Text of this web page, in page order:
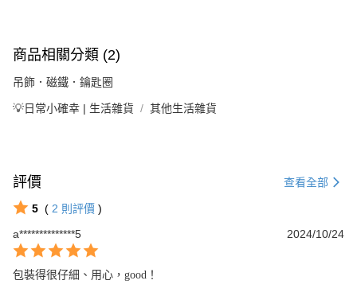
商品相關分類 (2)
吊飾．磁鐵．鑰匙圈
💡日常小確幸 | 生活雜貨 其他生活雜貨
評價 查看全部
5 ( 2 則評價 )
a**************5
2024/10/24
包裝得很仔細、用心，good！